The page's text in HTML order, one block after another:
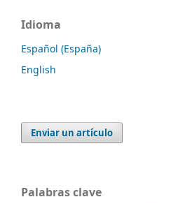
Idioma
Español (España)
English
Enviar un artículo
Palabras clave